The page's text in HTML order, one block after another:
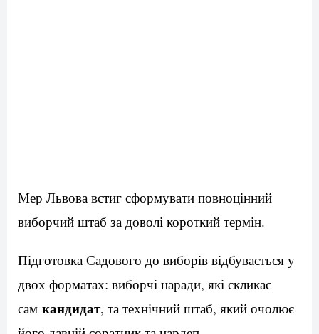
Мер Львова встиг сформувати повноцінний
виборчий штаб за доволі короткий термін.
Підготовка Садового до виборів відбувається у
двох форматах: виборчі наради, які скликає
сам кандидат, та технічний штаб, який очолює